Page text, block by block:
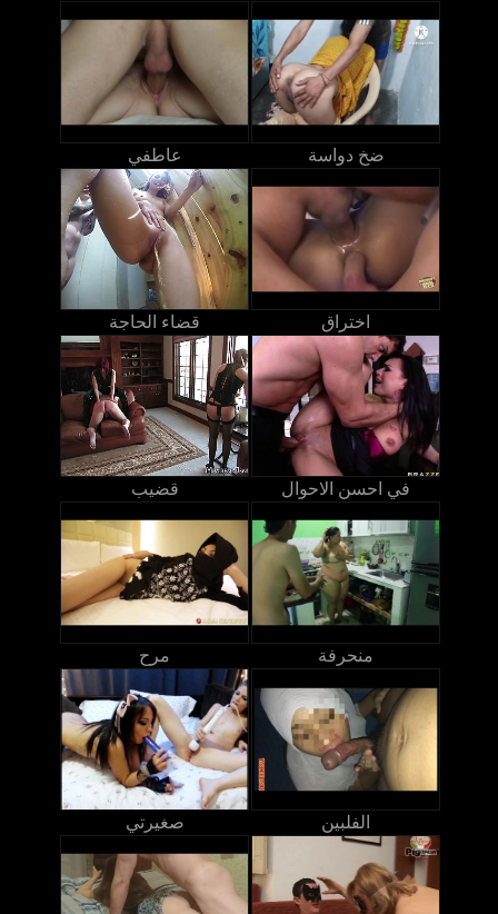
عاطفي ضخ دواسة
قضاء الحاجة اختراق
قضيب في احسن الاحوال
مرح منحرفة
صغيرتي الفلبين